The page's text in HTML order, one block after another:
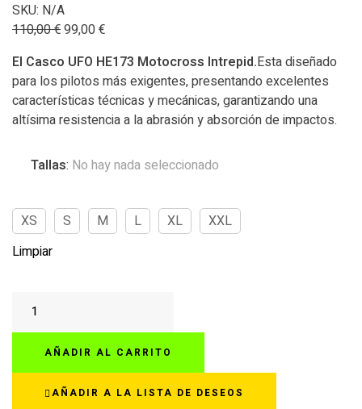
SKU: N/A
110,00€99,00€
El Casco UFO HE173 Motocross Intrepid.Esta diseñado
para los pilotos más exigentes, presentando excelentes
características técnicas y mecánicas, garantizando una
altísima resistencia a la abrasión y absorción de impactos.
Tallas: No hay nada seleccionado
XS S M L XL
XXL
Limpiar
UFO
HE173
MOTOCROSS
INTREPID
GRIS/AMARILLO
NEÓN
AÑADIR AL CARRITO
AÑADIR A LA LISTA DE DESEOS